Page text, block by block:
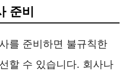
준비
를 준비하면 불규칙한
할 수 있습니다. 회사나